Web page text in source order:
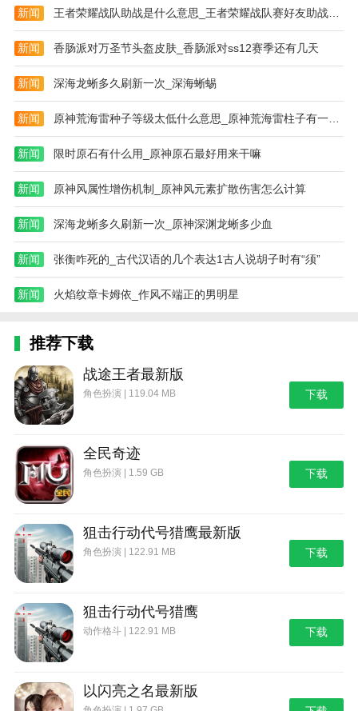
新闻 王者荣耀战队助战是什么意思_王者荣耀战队赛好友助战怎么关闭
新闻 香肠派对万圣节头盔皮肤_香肠派对ss12赛季还有几天
新闻 深海龙蜥多久刷新一次_深海蜥蜴
新闻 原神荒海雷种子等级太低什么意思_原神荒海雷柱子有一个锁住了
新闻 限时原石有什么用_原神原石最好用来干嘛
新闻 原神风属性增伤机制_原神风元素扩散伤害怎么计算
新闻 深海龙蜥多久刷新一次_原神深渊龙蜥多少血
新闻 张衡咋死的_古代汉语的几个表达1古人说胡子时有“须”
新闻 火焰纹章卡姆依_作风不端正的男明星
推荐下载
战途王者最新版
角色扮演 | 119.04 MB 下载
全民奇迹
角色扮演 | 1.59 GB 下载
狙击行动代号猎鹰最新版
角色扮演 | 122.91 MB 下载
狙击行动代号猎鹰
动作格斗 | 122.91 MB 下载
以闪亮之名最新版